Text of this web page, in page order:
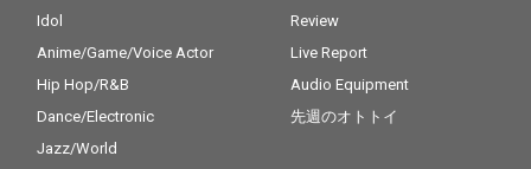
Idol
Anime/Game/Voice Actor
Hip Hop/R&B
Dance/Electronic
Jazz/World
Review
Live Report
Audio Equipment
先週のオトトイ